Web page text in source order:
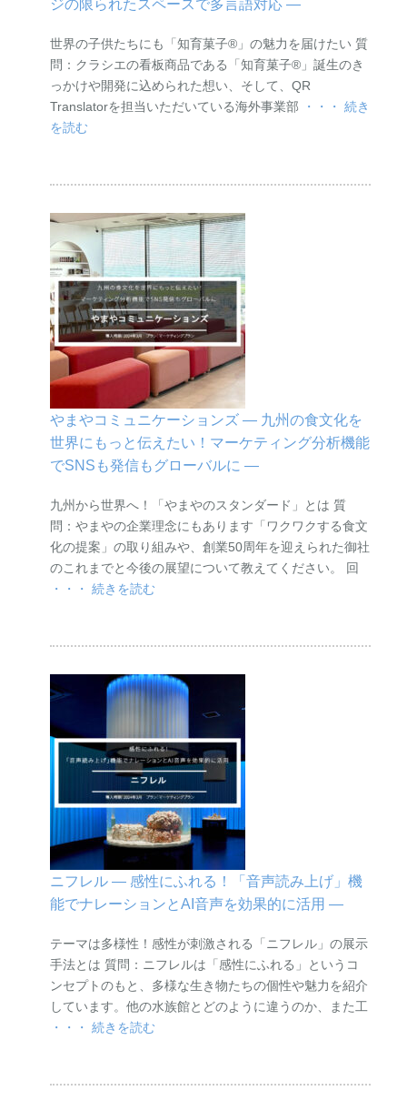
ジの限られたスペースで多言語対応 ―
世界の子供たちにも「知育菓子®︎」の魅力を届けたい 質
問：クラシエの看板商品である「知育菓子®︎」誕生のき
っかけや開発に込められた想い、そして、QR
Translatorを担当いただいている海外事業部
・・・ 続き
を読む
やまやコミュニケーションズ ― 九州の食文化を
世界にもっと伝えたい！マーケティング分析機能
でSNSも発信もグローバルに ―
九州から世界へ！「やまやのスタンダード」とは 質
問：やまやの企業理念にもあります「ワクワクする食文
化の提案」の取り組みや、創業50周年を迎えられた御社
のこれまでと今後の展望について教えてください。 回
・・・ 続きを読む
ニフレル ― 感性にふれる！「音声読み上げ」機
能でナレーションとAI音声を効果的に活用 ―
テーマは多様性！感性が刺激される「ニフレル」の展示
手法とは 質問：ニフレルは「感性にふれる」というコ
ンセプトのもと、多様な生き物たちの個性や魅力を紹介
しています。他の水族館とどのように違うのか、また工
・・・ 続きを読む